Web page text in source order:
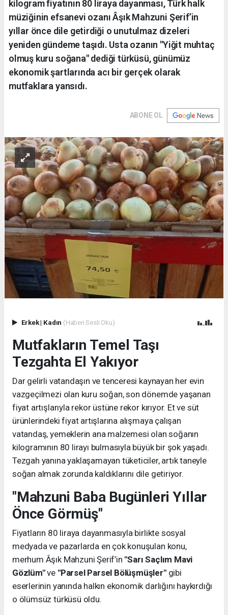
kilogram fiyatının 80 liraya dayanması, Türk halk
müziğinin efsanevi ozanı Âşık Mahzuni Şerif’in
yıllar önce dile getirdiği o unutulmaz dizeleri
yeniden gündeme taşıdı. Usta ozanın "Yiğit muhtaç
olmuş kuru soğana" dediği türküsü, günümüz
ekonomik şartlarında acı bir gerçek olarak
mutfaklara yansıdı.
ABONE OL
Erkek| Kadın (Haberi Sesli Oku)
Mutfakların Temel Taşı
Tezgahta El Yakıyor
Dar gelirli vatandaşın ve tenceresi kaynayan her evin
vazgeçilmezi olan kuru soğan, son dönemde yaşanan
fiyat artışlarıyla rekor üstüne rekor kırıyor. Et ve süt
ürünlerindeki fiyat artışlarına alışmaya çalışan
vatandaş, yemeklerin ana malzemesi olan soğanın
kilogramının 80 lirayı bulmasıyla büyük bir şok yaşadı.
Tezgah yanına yaklaşamayan tüketiciler, artık taneyle
soğan almak zorunda kaldıklarını dile getiriyor.
"Mahzuni Baba Bugünleri Yıllar
Önce Görmüş"
Fiyatların 80 liraya dayanmasıyla birlikte sosyal
medyada ve pazarlarda en çok konuşulan konu,
merhum Âşık Mahzuni Şerif’in "Sarı Saçlım Mavi
Gözlüm"ve "Parsel Parsel Bölüşmüşler"gibi
eserlerinin yanında halkın ekonomik darlığını haykırdığı
o ölümsüz türküsü oldu.